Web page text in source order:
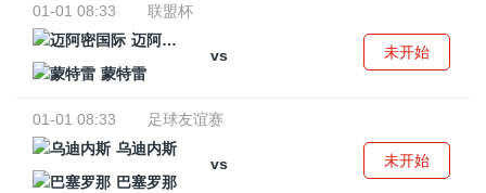
01-01 08:33
联盟杯
迈阿密国际
vs
蒙特雷
未开始
01-01 08:33
足球友谊赛
乌迪内斯
vs
巴塞罗那
未开始